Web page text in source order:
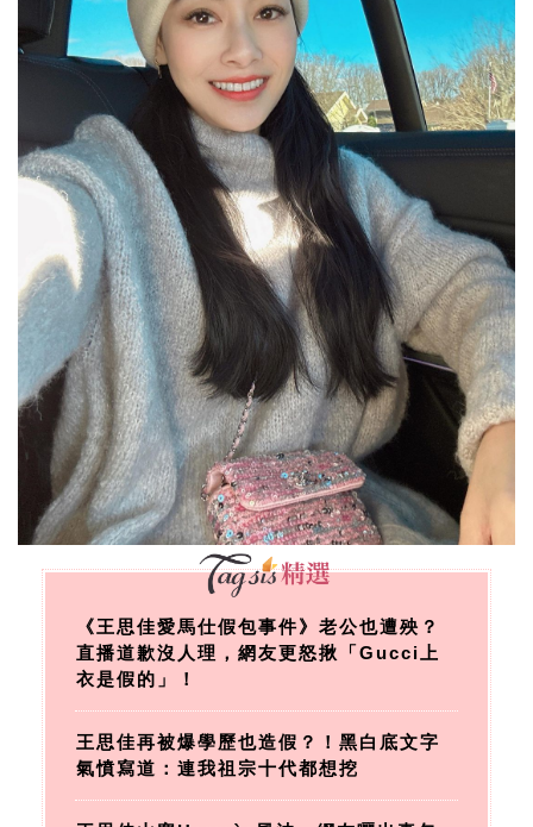
《王思佳愛馬仕假包事件》老公也遭殃？
直播道歉沒人理，網友更怒揪「Gucci上
衣是假的」！
王思佳再被爆學歷也造假？！黑白底文字
氣憤寫道：連我祖宗十代都想挖